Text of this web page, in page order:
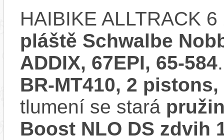
HAIBIKE ALLTRACK
pláště Schwalbe
ADDIX, 67EPI, 65-584
BR-MT410, 2
tlumení se stará
Boost NLO DS zdvih